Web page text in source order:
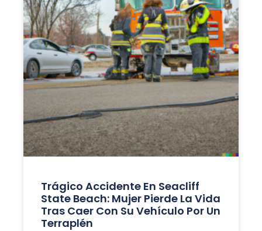
Trágico Accidente En Seacliff
State Beach: Mujer Pierde La Vida
Tras Caer Con Su Vehículo Por Un
Terraplén